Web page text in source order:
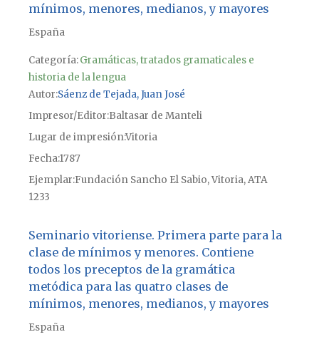
mínimos, menores, medianos, y mayores
España
Categoría:Gramáticas, tratados gramaticales e
historia de la lengua
Autor Sáenz de Tejada, Juan José
Impresor/Editor Baltasar de Manteli
Lugar de impresiónVitoria
Fecha1787
Ejemplar Fundación Sancho El Sabio, Vitoria, ATA
1233
Seminario vitoriense. Primera parte para la
clase de mínimos y menores. Contiene
todos los preceptos de la gramática
metódica para las quatro clases de
mínimos, menores, medianos, y mayores
España